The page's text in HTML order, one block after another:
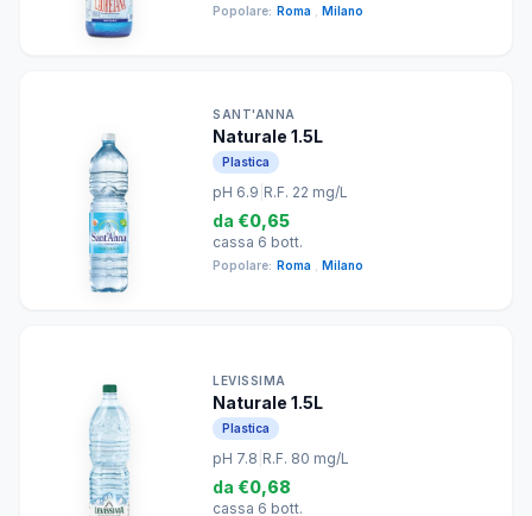
Popolare: Roma Milano
SANT'ANNA
Naturale 1.5L
Plastica
pH 6.9 R.F. 22 mg/L
da €0,65
cassa 6 bott.
Popolare: Roma Milano
LEVISSIMA
Naturale 1.5L
Plastica
pH 7.8 R.F. 80 mg/L
da €0,68
cassa 6 bott.